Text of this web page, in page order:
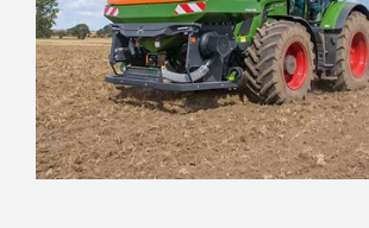
Auch große Ausbringmengen
verschiedener Dosierwalzen
Breitflächige Einarbeitung über
Sicher und komfortabel über
erreichen